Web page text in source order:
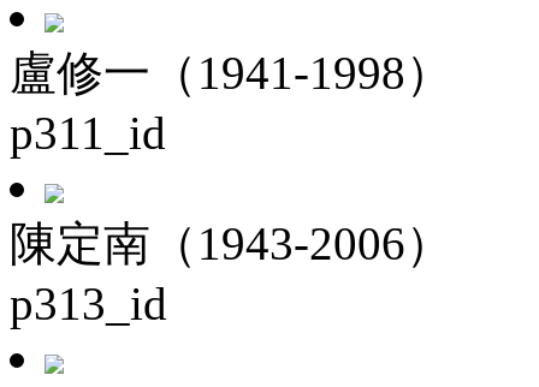
盧修一（1941-1998）
p311_id
陳定南（1943-2006）
p313_id